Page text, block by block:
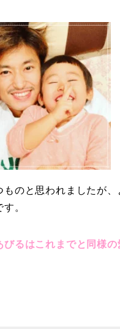
のと思われましたが、
。
びるはこれまでと同様